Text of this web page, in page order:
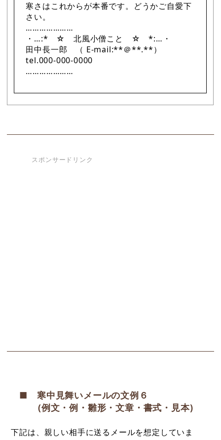
寒さはこれからが本番です。どうかご自愛下
さい。
…………………
・…:* ☆ 北風小僧こと ☆ *:…・
田中長一郎 （ E-mail:**＠**.**）
tel.000-000-0000
…………………
スポンサードリンク
■ 寒中見舞いメールの文例６
(例文・例・雛形・文章・書式・見本)
下記は、親しい相手に送るメールを想定していま